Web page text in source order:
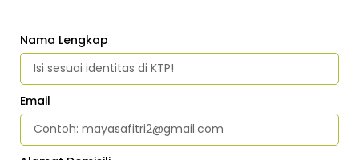
Nama Lengkap
Email